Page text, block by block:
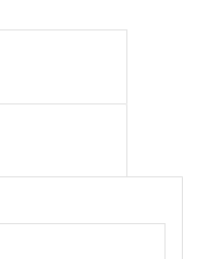
描述
評價 (0)